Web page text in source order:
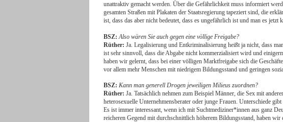
unattraktiv gemacht werden. Über die Gefährlichkeit muss informiert
gesamten Straßen mit Plakaten der Staatsregierung tapeziert sind, die
ist, dass das aber nicht bedeutet, dass es ungefährlich ist und man es jetzt
BSZ: Also wären Sie auch gegen eine völlige Freigabe?
Rüther: Ja. Legalisierung und Entkriminalisierung heißt ja nicht, dass
ist sehr sinnvoll, dass die Abgabe nicht kommerzialisiert wird und
haben wir gelernt, dass bei einer völligen Marktfreigabe sich die
vor allem mehr Menschen mit niedrigem Bildungsstand und geringen
BSZ: Kann man generell Drogen jeweiligen Milieus zuordnen?
Rüther: Ja. Tatsächlich nehmen zum Beispiel Männer, die Sex mit
heterosexuelle Unternehmensberater oder junge Frauen. Unterschiede
Es ist immer interessant, wenn ich mit Suchtmediziner*innen aus ganz
reicheren Gegend mit durchschnittlich höherem Bildungsstand, haben